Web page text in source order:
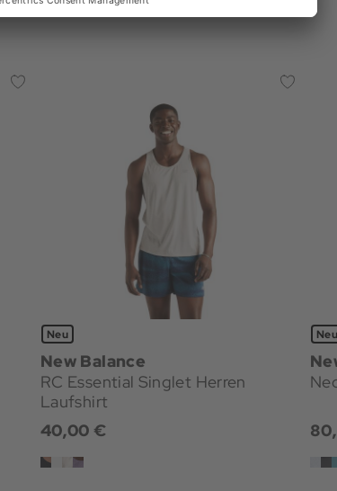
Neu
New Balance
RC Essential Singlet Herren
Laufshirt
40,00 €
Neu